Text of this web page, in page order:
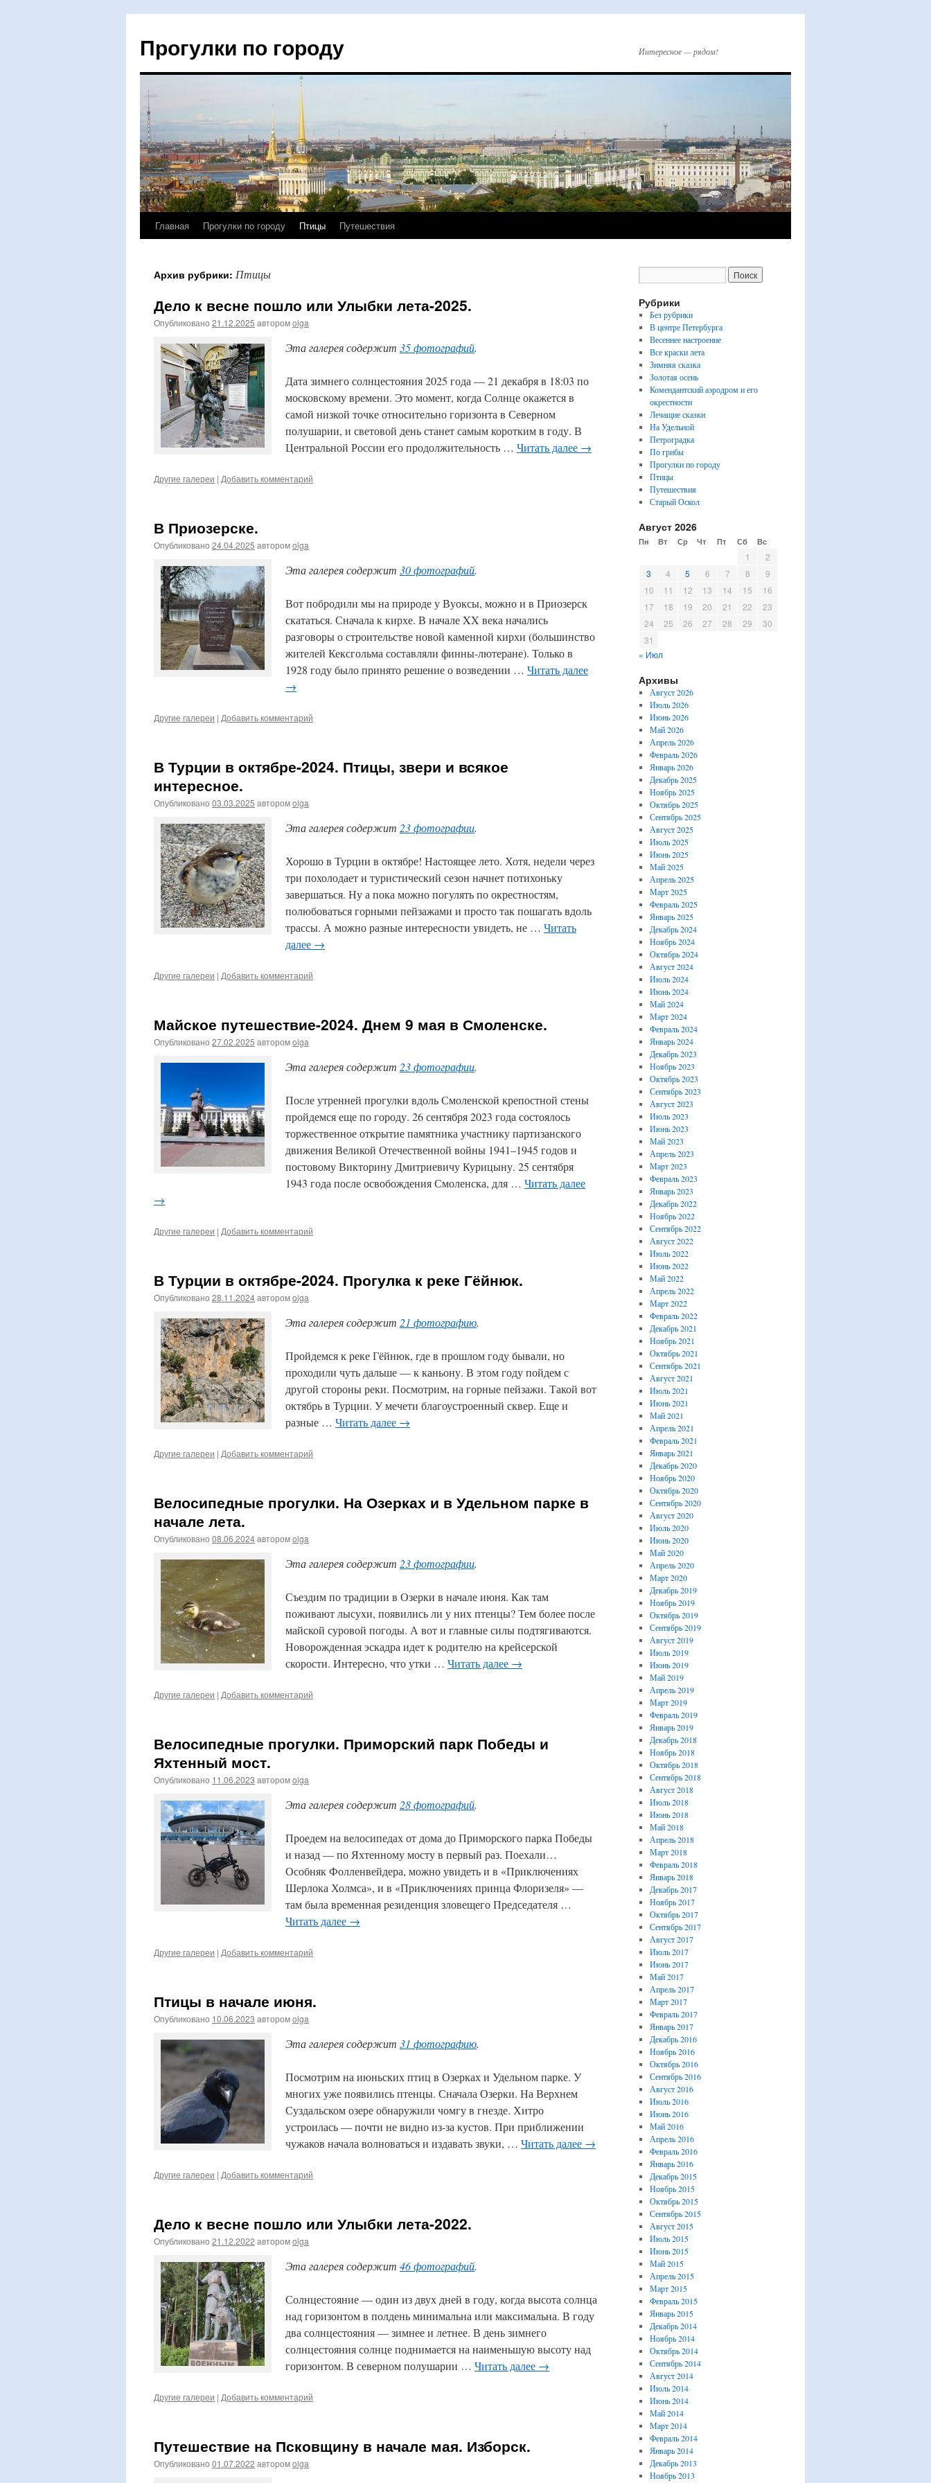
Прогулки по городу Интересное — рядом!
Перейти
содержимому
Главная Прогулки по городу Птицы Путешествия
Архив рубрики: Птицы
Дело к весне пошло или Улыбки лета-2025.
Опубликовано 21.12.2025 авторомolga
Эта галерея содержит 35 фотографий.
Дата зимнего солнцестояния 2025 года — 21 декабря в 18:03 по
московскому времени. Это момент, когда Солнце окажется в
самой низкой точке относительно горизонта в Северном
полушарии, и световой день станет самым коротким в году. В
Центральной России его продолжительность … Читать далее →
Другие галереи | Добавить комментарий
В Приозерске.
Опубликовано 24.04.2025 авторомolga
Эта галерея содержит 30 фотографий.
Вот побродили мы на природе у Вуоксы, можно и в Приозерск
скататься. Сначала к кирхе. В начале XX века начались
разговоры о строительстве новой каменной кирхи (большинство
жителей Кексгольма составляли финны-лютеране). Только в
1928 году было принято решение о возведении … Читать далее
→
Другие галереи | Добавить комментарий
В Турции в октябре-2024. Птицы, звери и всякое
интересное.
Опубликовано 03.03.2025 авторомolga
Эта галерея содержит 23 фотографии.
Хорошо в Турции в октябре! Настоящее лето. Хотя, недели через
три похолодает и туристический сезон начнет потихоньку
завершаться. Ну а пока можно погулять по окрестностям,
полюбоваться горными пейзажами и просто так пошагать вдоль
трассы. А можно разные интересности увидеть, не … Читать
далее →
Другие галереи | Добавить комментарий
Майское путешествие-2024. Днем 9 мая в Смоленске.
Опубликовано 27.02.2025 авторомolga
Эта галерея содержит 23 фотографии.
После утренней прогулки вдоль Смоленской крепостной стены
пройдемся еще по городу. 26 сентября 2023 года состоялось
торжественное открытие памятника участнику партизанского
движения Великой Отечественной войны 1941–1945 годов и
постовому Викторину Дмитриевичу Курицыну. 25 сентября
1943 года после освобождения Смоленска, для … Читать далее
→
Другие галереи | Добавить комментарий
В Турции в октябре-2024. Прогулка к реке Гёйнюк.
Опубликовано 28.11.2024авторомolga
Эта галерея содержит 21 фотографию.
Пройдемся к реке Гёйнюк, где в прошлом году бывали, но
проходили чуть дальше — к каньону. В этом году пойдем с
другой стороны реки. Посмотрим, на горные пейзажи. Такой вот
октябрь в Турции. У мечети благоустроенный сквер. Еще и
разные … Читать далее →
Другие галереи | Добавить комментарий
Велосипедные прогулки. На Озерках и в Удельном парке в
начале лета.
Опубликовано 08.06.2024авторомolga
Эта галерея содержит 23 фотографии.
Съездим по традиции в Озерки в начале июня. Как там
поживают лысухи, появились ли у них птенцы? Тем более после
майской суровой погоды. А вот и главные силы подтягиваются.
Новорожденная эскадра идет к родителю на крейсерской
скорости. Интересно, что утки … Читать далее →
Другие галереи | Добавить комментарий
Велосипедные прогулки. Приморский парк Победы и
Яхтенный мост.
Опубликовано 11.06.2023 авторомolga
Эта галерея содержит 28 фотографий.
Проедем на велосипедах от дома до Приморского парка Победы
и назад — по Яхтенному мосту в первый раз. Поехали…
Особняк Фолленвейдера, можно увидеть и в «Приключениях
Шерлока Холмса», и в «Приключениях принца Флоризеля» —
там была временная резиденция зловещего Председателя …
Читать далее →
Другие галереи | Добавить комментарий
Птицы в начале июня.
Опубликовано 10.06.2023 авторомolga
Эта галерея содержит 31 фотографию.
Посмотрим на июньских птиц в Озерках и Удельном парке. У
многих уже появились птенцы. Сначала Озерки. На Верхнем
Суздальском озере обнаружили чомгу в гнезде. Хитро
устроилась — почти не видно из-за кустов. При приближении
чужаков начала волноваться и издавать звуки, … Читать далее →
Другие галереи | Добавить комментарий
Дело к весне пошло или Улыбки лета-2022.
Опубликовано 21.12.2022 авторомolga
Эта галерея содержит 46 фотографий.
Солнцестояние — один из двух дней в году, когда высота солнца
над горизонтом в полдень минимальна или максимальна. В году
два солнцестояния — зимнее и летнее. В день зимнего
солнцестояния солнце поднимается на наименьшую высоту над
горизонтом. В северном полушарии … Читать далее →
Другие галереи | Добавить комментарий
Путешествие на Псковщину в начале мая. Изборск.
Опубликовано 01.07.2022 авторомolga
Рубрики
Без рубрики
В центре Петербурга
Весеннее настроение
Все краски лета
Зимняя сказка
Золотая осень
Комендантский аэродром и его
окрестности
Лечащие сказки
На Удельной
Петроградка
По грибы
Прогулки по городу
Птицы
Путешествия
Старый Оскол
Август 2026
Пн Вт Ср Чт Пт Сб Вс
« Июл
1
2
3
4 5 6 7 8
9
10
11 12 13 14 15
16
17
18 19 20 21 22
23
24
25 26 27 28 29
30
31
Архивы
Август 2026
Июль 2026
Июнь 2026
Май 2026
Апрель 2026
Февраль 2026
Январь 2026
Декабрь 2025
Ноябрь 2025
Октябрь 2025
Сентябрь 2025
Август 2025
Июль 2025
Июнь 2025
Май 2025
Апрель 2025
Март 2025
Февраль 2025
Январь 2025
Декабрь 2024
Ноябрь 2024
Октябрь 2024
Август 2024
Июль 2024
Июнь 2024
Май 2024
Март 2024
Февраль 2024
Январь 2024
Декабрь 2023
Ноябрь 2023
Октябрь 2023
Сентябрь 2023
Август 2023
Июль 2023
Июнь 2023
Май 2023
Апрель 2023
Март 2023
Февраль 2023
Январь 2023
Декабрь 2022
Ноябрь 2022
Сентябрь 2022
Август 2022
Июль 2022
Июнь 2022
Май 2022
Апрель 2022
Март 2022
Февраль 2022
Декабрь 2021
Ноябрь 2021
Октябрь 2021
Сентябрь 2021
Август 2021
Июль 2021
Июнь 2021
Май 2021
Апрель 2021
Февраль 2021
Январь 2021
Декабрь 2020
Ноябрь 2020
Октябрь 2020
Сентябрь 2020
Август 2020
Июль 2020
Июнь 2020
Май 2020
Апрель 2020
Март 2020
Декабрь 2019
Ноябрь 2019
Октябрь 2019
Сентябрь 2019
Август 2019
Июль 2019
Июнь 2019
Май 2019
Апрель 2019
Март 2019
Февраль 2019
Январь 2019
Декабрь 2018
Ноябрь 2018
Октябрь 2018
Сентябрь 2018
Август 2018
Июль 2018
Июнь 2018
Май 2018
Апрель 2018
Март 2018
Февраль 2018
Январь 2018
Декабрь 2017
Ноябрь 2017
Октябрь 2017
Сентябрь 2017
Август 2017
Июль 2017
Июнь 2017
Май 2017
Апрель 2017
Март 2017
Февраль 2017
Январь 2017
Декабрь 2016
Ноябрь 2016
Октябрь 2016
Сентябрь 2016
Август 2016
Июль 2016
Июнь 2016
Май 2016
Апрель 2016
Февраль 2016
Январь 2016
Декабрь 2015
Ноябрь 2015
Октябрь 2015
Сентябрь 2015
Август 2015
Июль 2015
Июнь 2015
Май 2015
Апрель 2015
Март 2015
Февраль 2015
Январь 2015
Декабрь 2014
Ноябрь 2014
Октябрь 2014
Сентябрь 2014
Август 2014
Июль 2014
Июнь 2014
Май 2014
Март 2014
Февраль 2014
Январь 2014
Декабрь 2013
Ноябрь 2013